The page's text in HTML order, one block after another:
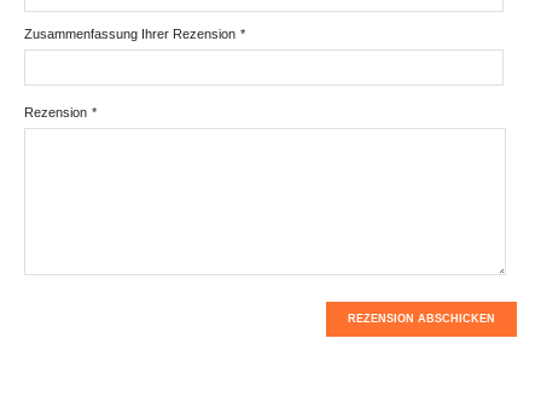
*
Zusammenfassung Ihrer Rezension
*
Rezension
REZENSION ABSCHICKEN